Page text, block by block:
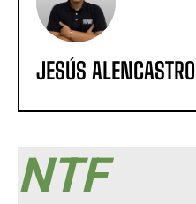
JESÚS ALENCASTRO
NTF